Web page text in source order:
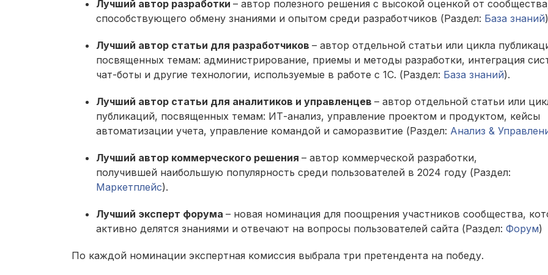
Лучший автор разработки – автор полезного решения с высокой оценкой от
способствующего обмену знаниями и опытом среди разработчиков (Раздел: База знаний
Лучший автор статьи для разработчиков – автор отдельной статьи или цикла
посвященных темам: администрирование, приемы и методы разработки, интеграция
чат-боты и другие технологии, используемые в работе с 1С. (Раздел: База знаний).
Лучший автор статьи для аналитиков и управленцев – автор отдельной статьи или
публикаций, посвященных темам: ИТ-анализ, управление проектом и продуктом, кейсы
автоматизации учета, управление командой и саморазвитие (Раздел: Анализ &
Лучший автор коммерческого решения – автор коммерческой разработки,
получившей наибольшую популярность среди пользователей в 2024 году (Раздел:
Маркетплейс).
Лучший эксперт форума – новая номинация для поощрения участников сообщества,
активно делятся знаниями и отвечают на вопросы пользователей сайта (Раздел: Форум)
По каждой номинации экспертная комиссия выбрала три претендента на победу.